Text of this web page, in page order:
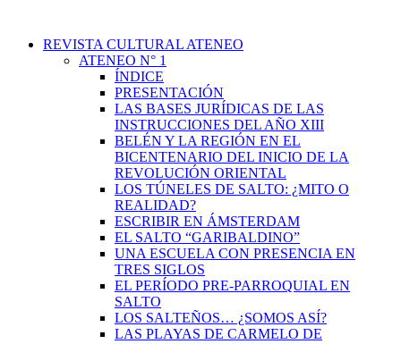
REVISTA CULTURAL ATENEO
ATENEO N° 1
ÍNDICE
PRESENTACIÓN
LAS BASES JURÍDICAS DE LAS
INSTRUCCIONES DEL AÑO XIII
BELÉN Y LA REGIÓN EN EL
BICENTENARIO DEL INICIO DE LA
REVOLUCIÓN ORIENTAL
LOS TÚNELES DE SALTO: ¿MITO O
REALIDAD?
ESCRIBIR EN ÁMSTERDAM
EL SALTO “GARIBALDINO”
UNA ESCUELA CON PRESENCIA EN
TRES SIGLOS
EL PERÍODO PRE-PARROQUIAL EN
SALTO
LOS SALTEÑOS… ¿SOMOS ASÍ?
LAS PLAYAS DE CARMELO DE